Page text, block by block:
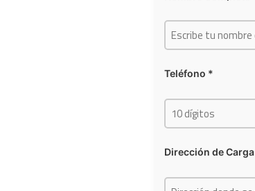
Teléfono *
Dirección de